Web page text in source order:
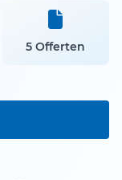
5 Offerten